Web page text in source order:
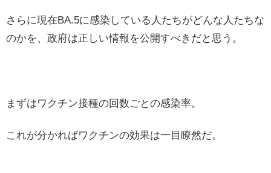
さらに現在BA.5に感染している人たちがどんな人たちな
のかを、政府は正しい情報を公開すべきだと思う。
まずはワクチン接種の回数ごとの感染率。
これが分かればワクチンの効果は一目瞭然だ。